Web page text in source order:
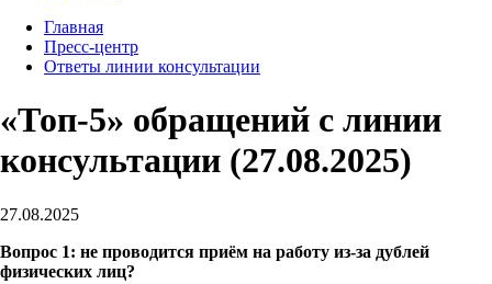
Главная
Пресс-центр
Ответы линии консультации
«Топ-5» обращений с линии
консультации (27.08.2025)
27.08.2025
Вопрос 1: не проводится приём на работу из-за дублей
физических лиц?